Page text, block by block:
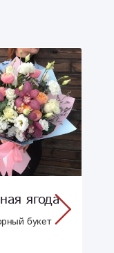
ягода
букет